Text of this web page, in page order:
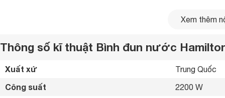
Xem thêm
Thông số kĩ thuật Bình đun nước
Xuất xứ Trung Quốc
Công suất 2200 W